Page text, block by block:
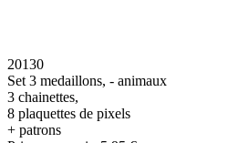
20130
Set 3 medaillons, - animaux
3 chainettes,
8 plaquettes de pixels
+ patrons